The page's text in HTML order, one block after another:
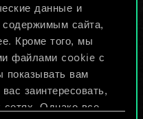
данные и
сайта,
Кроме того, мы
файлами cookie с
показывать вам
заинтересовать,
Однако все
описать её